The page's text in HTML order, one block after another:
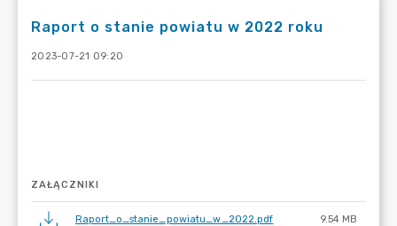
Raport o stanie powiatu w 2022 roku
2023-07-21 09:20
ZAŁĄCZNIKI
Raport_o_stanie_powiatu_w_2022.pdf 9.54 MB